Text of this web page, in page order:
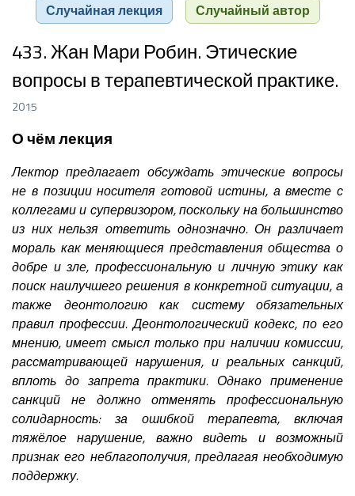
Случайная лекция
Случайный автор
433. Жан Мари Робин. Этические
вопросы в терапевтической практике.
2015
О чём лекция
Лектор предлагает обсуждать этические вопросы
не в позиции носителя готовой истины, а вместе с
коллегами и супервизором, поскольку на большинство
из них нельзя ответить однозначно. Он различает
мораль как меняющиеся представления общества о
добре и зле, профессиональную и личную этику как
поиск наилучшего решения в конкретной ситуации, а
также деонтологию как систему обязательных
правил профессии. Деонтологический кодекс, по его
мнению, имеет смысл только при наличии комиссии,
рассматривающей нарушения, и реальных санкций,
вплоть до запрета практики. Однако применение
санкций не должно отменять профессиональную
солидарность: за ошибкой терапевта, включая
тяжёлое нарушение, важно видеть и возможный
признак его неблагополучия, предлагая необходимую
поддержку.